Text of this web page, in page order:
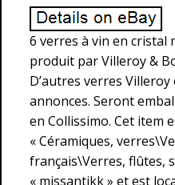
6 verres à vin en cristal
produit par Villeroy &
D’autres verres
annonces. Seront
en Collissimo. Cet item
« Céramiques,
français\Verres, flûtes,
« missantikk » et est